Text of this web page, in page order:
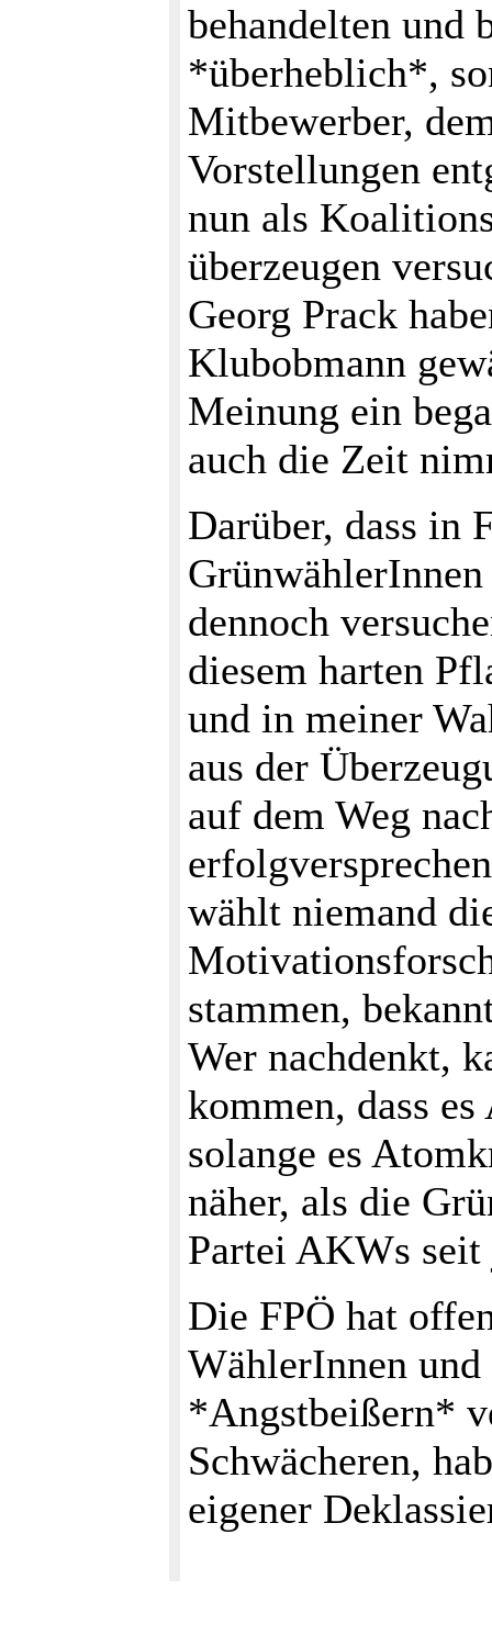
behandelten und
*überheblich*,
Mitbewerber,
Vorstellungen
nun als
überzeugen
Georg Prack
Klubobmann
Meinung ein
auch die Zeit
Darüber, dass in
dennoch
diesem harten
und in meiner
aus der
auf dem Weg
wählt niemand
stammen,
Wer nachdenkt,
kommen, dass
solange es
näher, als die
Partei AKWs seit
Die FPÖ hat
WählerInnen
*Angstbeißern*
Schwächeren,
eigener